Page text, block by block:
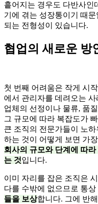
흩어지는 경우도 다반사인
기에 겪는 성장통이기 때
되는 전형성이 있습니다.
협업의 새로운 방
첫 번째 어려움은 작게 시
에서 관리자를 데려오는
업체의 선정이나 물류, 품
그 규모에 따라 복잡도가
큰 조직의 전문가들이 노
하는 것이 어떻게 보면 가
회사의 규모와 단계에 따
는 것입니다.
이미 자리를 잡은 조직은
다를 수밖에 없으므로 통상
들을 보상합니다. 그에 반